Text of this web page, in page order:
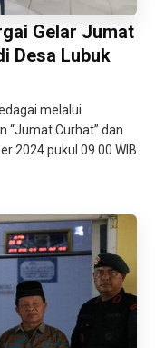
Gelar Jumat
Desa Lubuk
melalui
“Jumat Curhat” dan
2024 pukul 09.00 WIB